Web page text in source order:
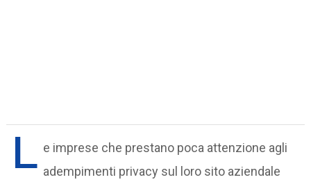
L e imprese che prestano poca attenzione agli
adempimenti privacy sul loro sito aziendale